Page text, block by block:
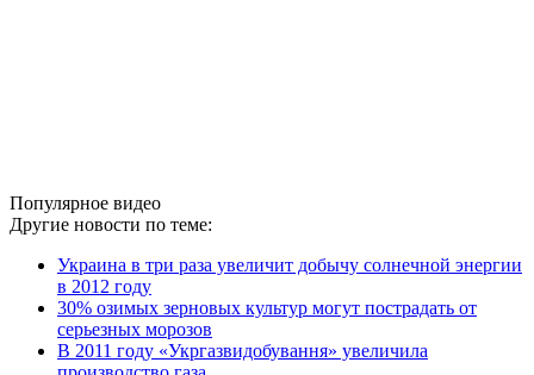
Популярное видео
Другие новости по теме:
Украина в три раза увеличит добычу солнечной энергии
в 2012 году
30% озимых зерновых культур могут пострадать от
серьезных морозов
В 2011 году «Укргазвидобування» увеличила